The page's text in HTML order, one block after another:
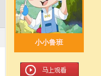
小小鲁班